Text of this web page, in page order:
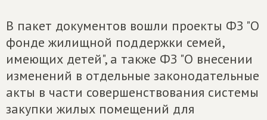
В пакет документов вошли проекты ФЗ "О
фонде жилищной поддержки семей,
имеющих детей", а также ФЗ "О внесении
изменений в отдельные законодательные
акты в части совершенствования системы
закупки жилых помещений для